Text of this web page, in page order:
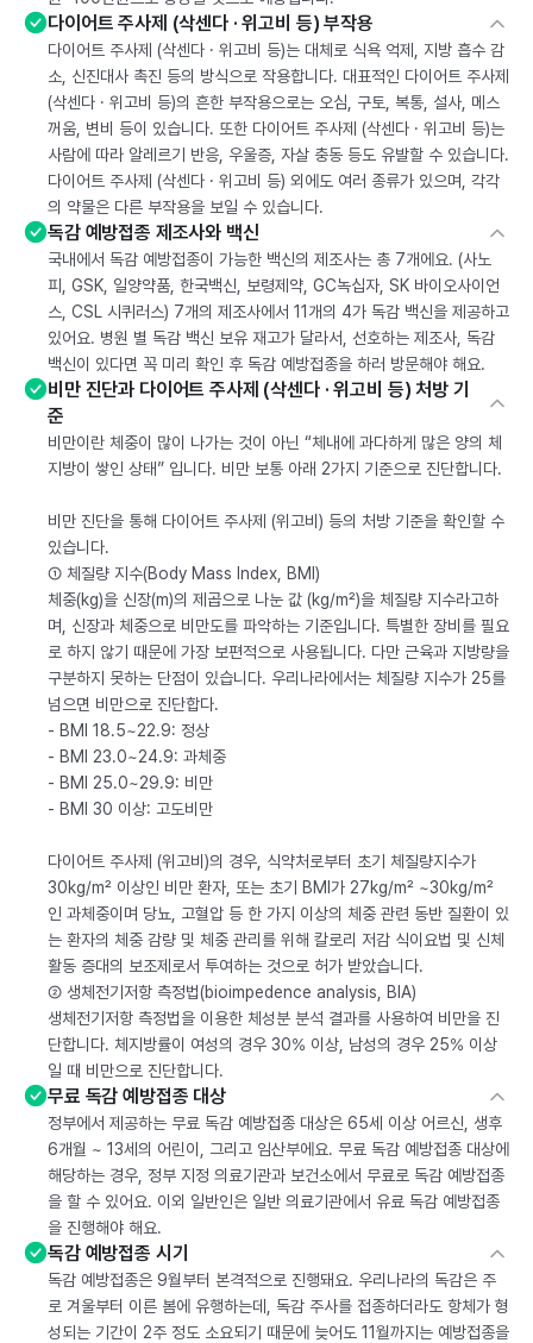
다이어트 주사제 (삭센다 · 위고비 등) 부작용
다이어트 주사제 (삭센다 · 위고비 등)는 대체로 식욕 억제, 지방 흡수 감
소, 신진대사 촉진 등의 방식으로 작용합니다. 대표적인 다이어트 주사제
(삭센다 · 위고비 등)의 흔한 부작용으로는 오심, 구토, 복통, 설사, 메스
꺼움, 변비 등이 있습니다. 또한 다이어트 주사제 (삭센다 · 위고비 등)는
사람에 따라 알레르기 반응, 우울증, 자살 충동 등도 유발할 수 있습니다.
다이어트 주사제 (삭센다 · 위고비 등) 외에도 여러 종류가 있으며, 각각
의 약물은 다른 부작용을 보일 수 있습니다.
독감 예방접종 제조사와 백신
국내에서 독감 예방접종이 가능한 백신의 제조사는 총 7개에요. (사노
피, GSK, 일양약품, 한국백신, 보령제약, GC녹십자, SK 바이오사이언
스, CSL 시퀴러스) 7개의 제조사에서 11개의 4가 독감 백신을 제공하고
있어요. 병원 별 독감 백신 보유 재고가 달라서, 선호하는 제조사, 독감
백신이 있다면 꼭 미리 확인 후 독감 예방접종을 하러 방문해야 해요.
비만 진단과 다이어트 주사제 (삭센다 · 위고비 등) 처방 기
준
비만이란 체중이 많이 나가는 것이 아닌 “체내에 과다하게 많은 양의 체
지방이 쌓인 상태” 입니다. 비만 보통 아래 2가지 기준으로 진단합니다.
비만 진단을 통해 다이어트 주사제 (위고비) 등의 처방 기준을 확인할 수
있습니다.
① 체질량 지수(Body Mass Index, BMI)
체중(kg)을 신장(m)의 제곱으로 나눈 값 (kg/m²)을 체질량 지수라고하
며, 신장과 체중으로 비만도를 파악하는 기준입니다. 특별한 장비를 필요
로 하지 않기 때문에 가장 보편적으로 사용됩니다. 다만 근육과 지방량을
구분하지 못하는 단점이 있습니다. 우리나라에서는 체질량 지수가 25를
넘으면 비만으로 진단합다.
- BMI 18.5~22.9: 정상
- BMI 23.0~24.9: 과체중
- BMI 25.0~29.9: 비만
- BMI 30 이상: 고도비만
다이어트 주사제 (위고비)의 경우, 식약처로부터 초기 체질량지수가
30kg/m² 이상인 비만 환자, 또는 초기 BMI가 27kg/m² ~30kg/m²
인 과체중이며 당뇨, 고혈압 등 한 가지 이상의 체중 관련 동반 질환이 있
는 환자의 체중 감량 및 체중 관리를 위해 칼로리 저감 식이요법 및 신체
활동 증대의 보조제로서 투여하는 것으로 허가 받았습니다.
② 생체전기저항 측정법(bioimpedence analysis, BIA)
생체전기저항 측정법을 이용한 체성분 분석 결과를 사용하여 비만을 진
단합니다. 체지방률이 여성의 경우 30% 이상, 남성의 경우 25% 이상
일 때 비만으로 진단합니다.
무료 독감 예방접종 대상
정부에서 제공하는 무료 독감 예방접종 대상은 65세 이상 어르신, 생후
6개월 ~ 13세의 어린이, 그리고 임산부에요. 무료 독감 예방접종 대상에
해당하는 경우, 정부 지정 의료기관과 보건소에서 무료로 독감 예방접종
을 할 수 있어요. 이외 일반인은 일반 의료기관에서 유료 독감 예방접종
을 진행해야 해요.
독감 예방접종 시기
독감 예방접종은 9월부터 본격적으로 진행돼요. 우리나라의 독감은 주
로 겨울부터 이른 봄에 유행하는데, 독감 주사를 접종하더라도 항체가 형
성되는 기간이 2주 정도 소요되기 때문에 늦어도 11월까지는 예방접종을